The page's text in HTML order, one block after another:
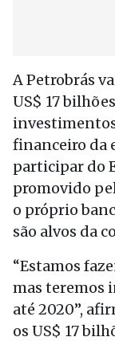
A Petrobrás
US$ 17
financeiro da
participar do
promovido
o próprio
são alvos da
“Estamos
mas teremos
até 2020”,
os US$ 17